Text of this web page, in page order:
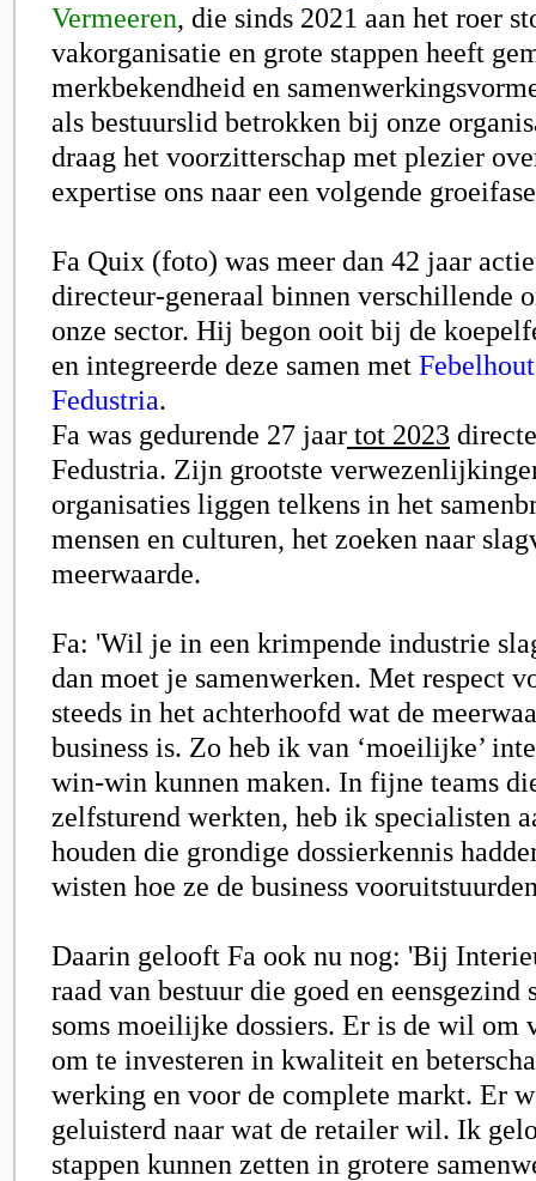
Vermeeren, die sinds 2021 aan het roer
vakorganisatie en grote stappen heeft
merkbekendheid en
als bestuurslid betrokken bij onze
draag het voorzitterschap met plezier
expertise ons naar een volgende
Fa Quix (foto) was meer dan 42 jaar
directeur-generaal binnen verschillende
onze sector. Hij begon ooit bij de
en integreerde deze samen met Febelhout
Fedustria.
Fa was gedurende 27 jaar tot 2023
Fedustria. Zijn grootste
organisaties liggen telkens in het
mensen en culturen, het zoeken naar
meerwaarde.
Fa: 'Wil je in een krimpende industrie
dan moet je samenwerken. Met respect
steeds in het achterhoofd wat de
business is. Zo heb ik van ‘moeilijke’
win-win kunnen maken. In fijne teams
zelfsturend werkten, heb ik specialisten
houden die grondige dossierkennis
wisten hoe ze de business
Daarin gelooft Fa ook nu nog: 'Bij
raad van bestuur die goed en eensgezind
soms moeilijke dossiers. Er is de wil om
om te investeren in kwaliteit en
werking en voor de complete markt. Er
geluisterd naar wat de retailer wil. Ik
stappen kunnen zetten in grotere